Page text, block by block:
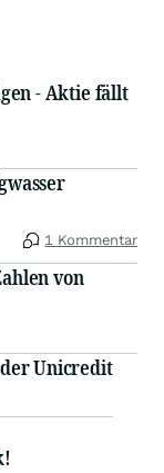
- Aktie fällt
1 Kommentar
von
Unicredit